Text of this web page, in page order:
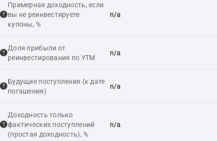
Примерная доходность, если
вы не реинвестируете
купоны, %
n/a
Доля прибыли от
реинвестирования по YTM
n/a
Будущие поступления (к дате
погашения)
n/a
Доходность только
фактических поступлений
(простая доходность), %
n/a